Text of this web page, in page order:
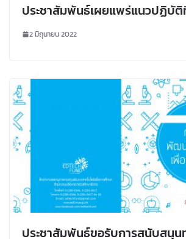
ประชาสัมพันธ์เผยแพร่แนวปฏิบั
2 มิถุนายน 2022
ประชาสัมพันธ์ขอรับการสนับสนุ